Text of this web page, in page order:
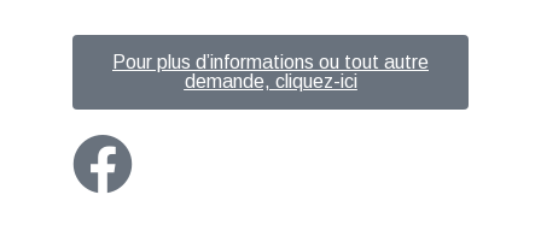
Pour plus d’informations ou tout autre
demande, cliquez-ici